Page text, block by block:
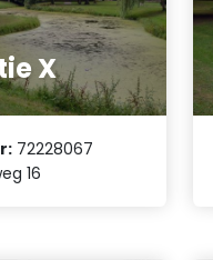
X
72228067
16